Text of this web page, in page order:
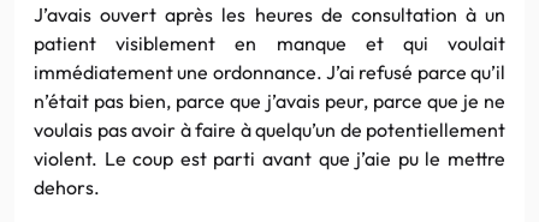
J’avais ouvert après les heures de consultation à un
patient visiblement en manque et qui voulait
immédiatement une ordonnance. J’ai refusé parce qu’il
n’était pas bien, parce que j’avais peur, parce que je ne
voulais pas avoir à faire à quelqu’un de potentiellement
violent. Le coup est parti avant que j’aie pu le mettre
dehors.